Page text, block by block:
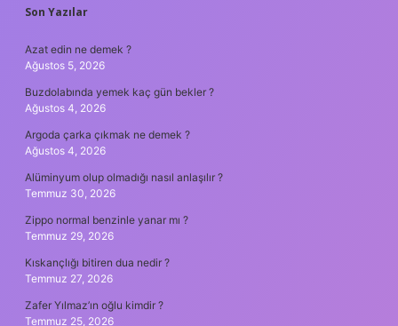
SIDEBAR
Son Yazılar
Azat edin ne demek ?
Ağustos 5, 2026
Buzdolabında yemek kaç gün bekler ?
Ağustos 4, 2026
Argoda çarka çıkmak ne demek ?
Ağustos 4, 2026
Alüminyum olup olmadığı nasıl anlaşılır ?
Temmuz 30, 2026
Zippo normal benzinle yanar mı ?
Temmuz 29, 2026
Kıskançlığı bitiren dua nedir ?
Temmuz 27, 2026
Zafer Yılmaz’ın oğlu kimdir ?
Temmuz 25, 2026